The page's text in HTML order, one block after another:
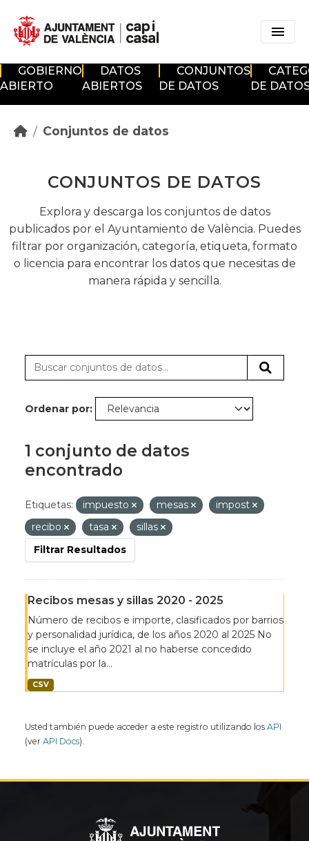
GOBIERNO
ABIERTO
DATOS
ABIERTOS
CONJUNTOS
DE DATOS
DE
Conjuntos de datos
CONJUNTOS DE DATOS
Explora y descarga los conjuntos de datos
publicados por el Ayuntamiento de València. Puedes
filtrar por organización, categoría, etiqueta, formato
o licencia para encontrar los datos que necesitas de
manera rápida y sencilla.
Ordenar por
1 conjunto de datos
encontrado
Etiquetas: impuesto mesas
impost
recibo
tasa
sillas
Filtrar Resultados
Recibos mesas y sillas 2020 - 2025
Número de recibos e importe, clasificados por barrios
y personalidad jurídica, de los años 2020 al 2025 No
se incluye el año 2021 al no haberse concedido
matrículas por la...
CSV
Usted también puede acceder a este registro utilizando los API
(ver API Docs).